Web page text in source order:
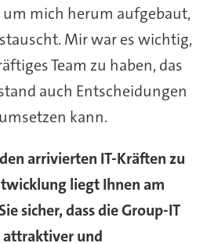
mich herum aufgebaut,
Mir war es wichtig,
Team zu haben, das
auch Entscheidungen
kann.
arrivierten IT-Kräften zu
liegt Ihnen am
sicher, dass die Group-IT
attraktiver und